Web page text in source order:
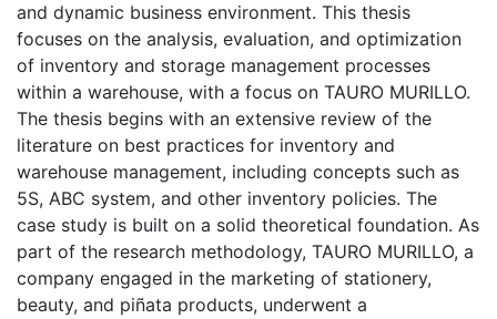
and dynamic business environment. This thesis
focuses on the analysis, evaluation, and optimization
of inventory and storage management processes
within a warehouse, with a focus on TAURO MURILLO.
The thesis begins with an extensive review of the
literature on best practices for inventory and
warehouse management, including concepts such as
5S, ABC system, and other inventory policies. The
case study is built on a solid theoretical foundation. As
part of the research methodology, TAURO MURILLO, a
company engaged in the marketing of stationery,
beauty, and piñata products, underwent a